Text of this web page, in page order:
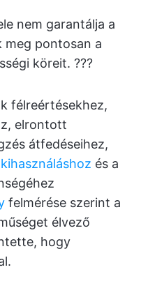
nem garantálja a
meg pontosan a
köreit. ?‍?‍?
félreértésekhez,
elrontott
átfedéseihez,
és a
felmérése szerint a
élvező
hogy